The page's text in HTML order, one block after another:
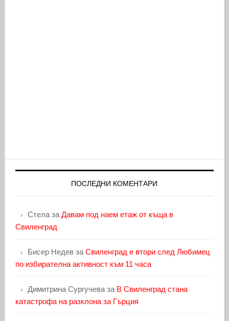
ПОСЛЕДНИ КОМЕНТАРИ
Стелаза Давам под наем етаж от къща в
Свиленград
Бисер Недевза Свиленград е втори след Любимец
по избирателна активност към 11 часа
Димитрина Сургучеваза В Свиленград стана
катастрофа на разклона за Гърция